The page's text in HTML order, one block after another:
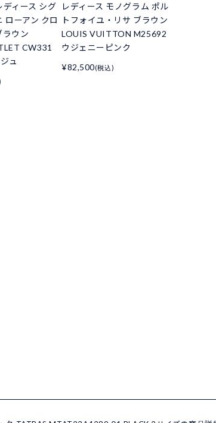
ディース シグ
ローアン クロ
ラウン
CW331
ュ
レディース モノグラム ポル
トフォイユ・リサ ブラウン
LOUIS VUITTON M25692
ウジェニーピンク
¥82,500(税込)